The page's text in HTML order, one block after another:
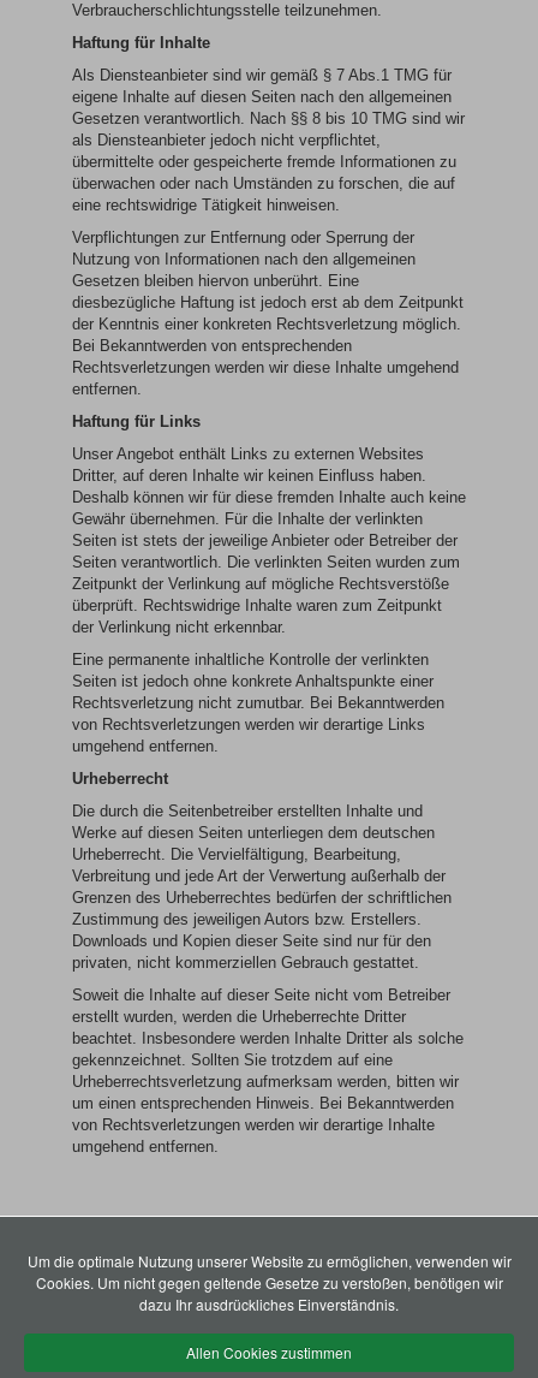
Verbraucherschlichtungsstelle teilzunehmen.
Haftung für Inhalte
Als Diensteanbieter sind wir gemäß § 7 Abs.1 TMG für
eigene Inhalte auf diesen Seiten nach den allgemeinen
Gesetzen verantwortlich. Nach §§ 8 bis 10 TMG sind wir
als Diensteanbieter jedoch nicht verpflichtet,
übermittelte oder gespeicherte fremde Informationen zu
überwachen oder nach Umständen zu forschen, die auf
eine rechtswidrige Tätigkeit hinweisen.
Verpflichtungen zur Entfernung oder Sperrung der
Nutzung von Informationen nach den allgemeinen
Gesetzen bleiben hiervon unberührt. Eine
diesbezügliche Haftung ist jedoch erst ab dem Zeitpunkt
der Kenntnis einer konkreten Rechtsverletzung möglich.
Bei Bekanntwerden von entsprechenden
Rechtsverletzungen werden wir diese Inhalte umgehend
entfernen.
Haftung für Links
Unser Angebot enthält Links zu externen Websites
Dritter, auf deren Inhalte wir keinen Einfluss haben.
Deshalb können wir für diese fremden Inhalte auch keine
Gewähr übernehmen. Für die Inhalte der verlinkten
Seiten ist stets der jeweilige Anbieter oder Betreiber der
Seiten verantwortlich. Die verlinkten Seiten wurden zum
Zeitpunkt der Verlinkung auf mögliche Rechtsverstöße
überprüft. Rechtswidrige Inhalte waren zum Zeitpunkt
der Verlinkung nicht erkennbar.
Eine permanente inhaltliche Kontrolle der verlinkten
Seiten ist jedoch ohne konkrete Anhaltspunkte einer
Rechtsverletzung nicht zumutbar. Bei Bekanntwerden
von Rechtsverletzungen werden wir derartige Links
umgehend entfernen.
Urheberrecht
Die durch die Seitenbetreiber erstellten Inhalte und
Werke auf diesen Seiten unterliegen dem deutschen
Urheberrecht. Die Vervielfältigung, Bearbeitung,
Verbreitung und jede Art der Verwertung außerhalb der
Grenzen des Urheberrechtes bedürfen der schriftlichen
Zustimmung des jeweiligen Autors bzw. Erstellers.
Downloads und Kopien dieser Seite sind nur für den
privaten, nicht kommerziellen Gebrauch gestattet.
Soweit die Inhalte auf dieser Seite nicht vom Betreiber
erstellt wurden, werden die Urheberrechte Dritter
beachtet. Insbesondere werden Inhalte Dritter als solche
gekennzeichnet. Sollten Sie trotzdem auf eine
Urheberrechtsverletzung aufmerksam werden, bitten wir
um einen entsprechenden Hinweis. Bei Bekanntwerden
von Rechtsverletzungen werden wir derartige Inhalte
umgehend entfernen.
Gennaer Str. 66
D-58642 Iserlohn-
Letmathe
Telefon +49 [0]
2374 – 50 83 36
Um die optimale Nutzung unserer Website zu ermöglichen, verwenden wir
Cookies. Um nicht gegen geltende Gesetze zu verstoßen, benötigen wir
dazu Ihr ausdrückliches Einverständnis.
Allen Cookies zustimmen